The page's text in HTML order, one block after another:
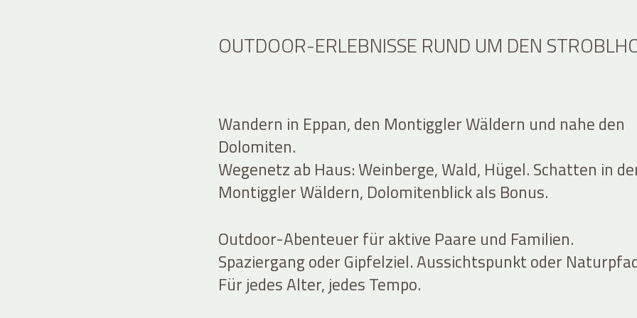
OUTDOOR-ERLEBNISSE RUND UM DEN
Wandern in Eppan, den Montiggler Wäldern und nahe den
Dolomiten.
Wegenetz ab Haus: Weinberge, Wald, Hügel. Schatten in
Montiggler Wäldern, Dolomitenblick als Bonus.
Outdoor-Abenteuer für aktive Paare und Familien.
Spaziergang oder Gipfelziel. Aussichtspunkt oder
Für jedes Alter, jedes Tempo.